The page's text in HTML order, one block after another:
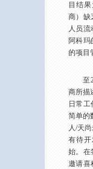
目结
商）缺
人员流
阿科玛
的项目
至
商所描
日常
简单的
人/天
有待
始。在
邀请喜